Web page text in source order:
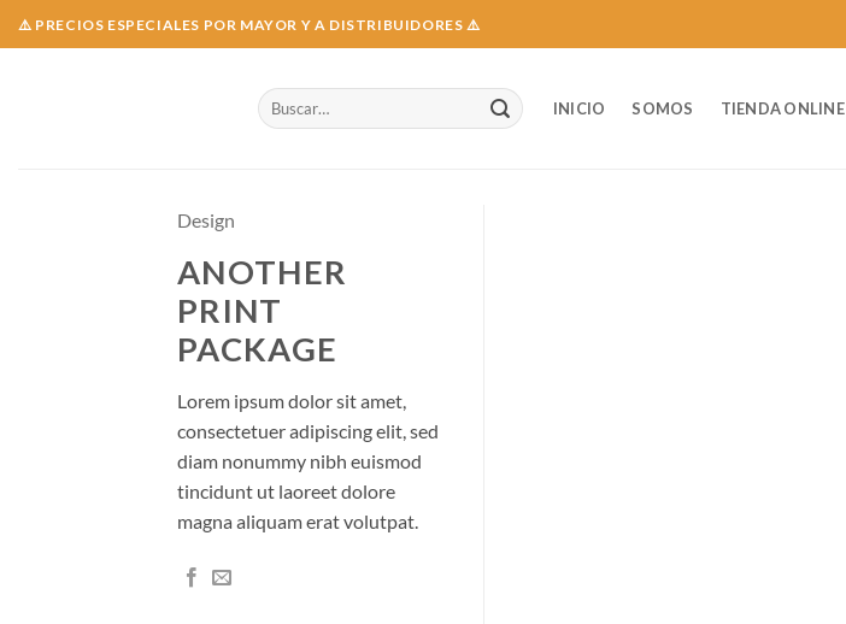
Skip
to
⚠️ PRECIOS ESPECIALES POR MAYOR Y A DISTRIBUIDORES ⚠️
Buscar
por:
INICIO SOMOS TIENDA ONLINE
Design
ANOTHER
PRINT
PACKAGE
Lorem ipsum dolor sit amet,
consectetuer adipiscing elit, sed
diam nonummy nibh euismod
tincidunt ut laoreet dolore
magna aliquam erat volutpat.